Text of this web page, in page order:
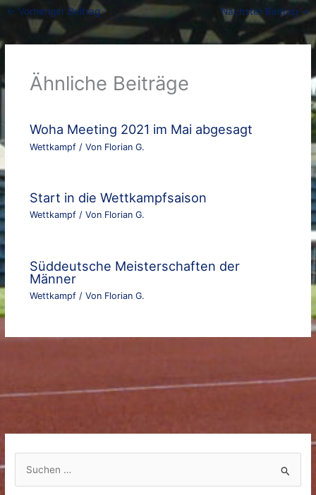
← Vorheriger Beitrag Nächster Beitrag →
Ähnliche Beiträge
Woha Meeting 2021 im Mai abgesagt
Wettkampf/ Von Florian G.
Start in die Wettkampfsaison
Wettkampf/ Von Florian G.
Süddeutsche Meisterschaften der
Männer
Wettkampf/ Von Florian G.